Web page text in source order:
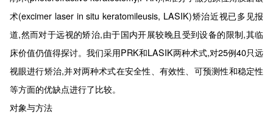
术(excimer laser in situ keratomileusis, LASIK)矫治近视已多见报
道,然而对于远视的矫治,由于国内开展较晚且受到设备的限制,其临
床价值仍值得探讨。我们采用PRK和LASIK两种术式,对25例40只远
视眼进行矫治,并对两种术式在安全性、有效性、可预测性和稳定性
等方面的优缺点进行了比较。
对象与方法